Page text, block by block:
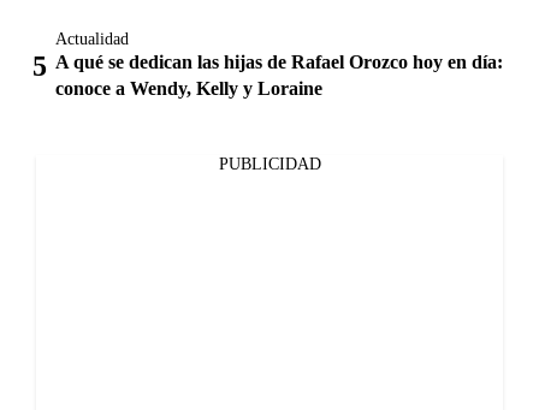
Actualidad
A qué se dedican las hijas de Rafael Orozco hoy en día:
conoce a Wendy, Kelly y Loraine
PUBLICIDAD